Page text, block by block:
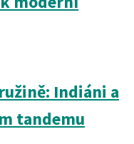
Indiáni a
tandemu